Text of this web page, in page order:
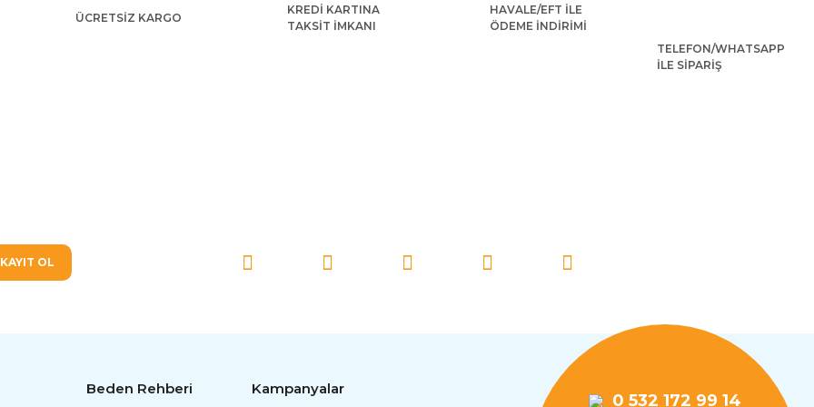
ÜCRETSİZ KARGO
KREDİ KARTINA
TAKSİT İMKANI
HAVALE/EFT İLE
ÖDEME İNDİRİMİ
TELEFON/WHATSAPP
İLE SİPARİŞ
KAYIT OL
Beden Rehberi Kampanyalar
0 532 172 99 14